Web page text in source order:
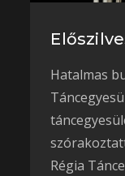
Hatalmas
Régia